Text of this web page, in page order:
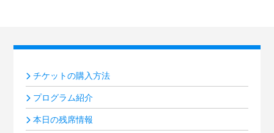
チケットの購入方法
プログラム紹介
本日の残席情報